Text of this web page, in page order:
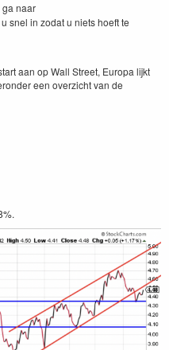
ga naar
snel in zodat u niets hoeft te
aan op Wall Street, Europa lijkt
een overzicht van de